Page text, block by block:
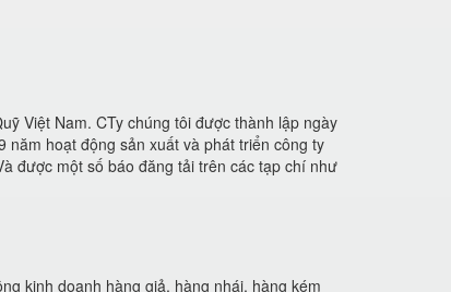
Việt Nam. CTy chúng tôi được thành lập ngày
hoạt động sản xuất và phát triển công ty
được một số báo đăng tải trên các tạp chí như
kinh doanh hàng giả, hàng nhái, hàng kém